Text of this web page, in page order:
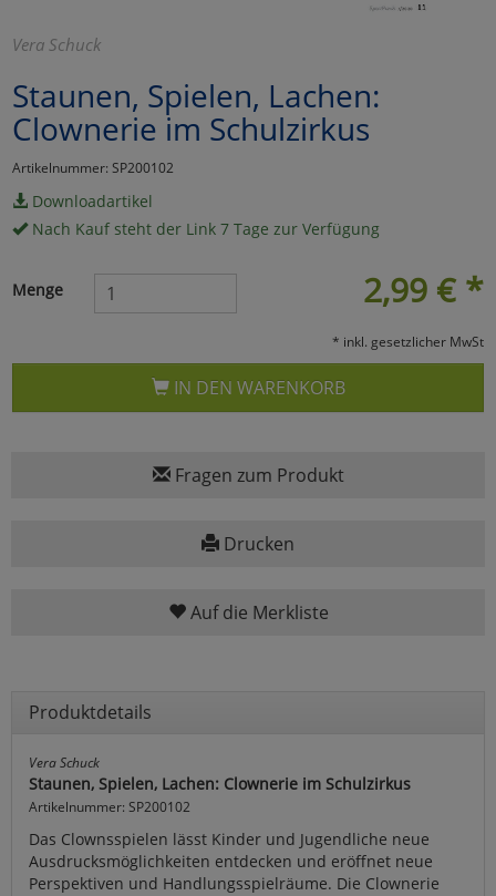
Vera Schuck
Staunen, Spielen, Lachen:
Clownerie im Schulzirkus
Artikelnummer: SP200102
Downloadartikel
Nach Kauf steht der Link 7 Tage zur Verfügung
2,99 € *
Menge
* inkl. gesetzlicher MwSt
IN DEN WARENKORB
Fragen zum Produkt
Drucken
Auf die Merkliste
Produktdetails
Vera Schuck
Staunen, Spielen, Lachen: Clownerie im Schulzirkus
Artikelnummer: SP200102
Das Clownsspielen lässt Kinder und Jugendliche neue
Ausdrucksmöglichkeiten entdecken und eröffnet neue
Perspektiven und Handlungsspielräume. Die Clownerie
Marketing
Umfragetools
Cookies
Einstellungen speichern
zu Haupptseite